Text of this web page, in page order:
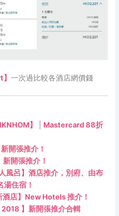
】一次過比較各酒店網價錢
】
Mastercard 88折
開張推介！
開張推介！
風呂】酒店推介，別府、由布
住宿！
店】New Hotels 推介！
】新開張推介合輯